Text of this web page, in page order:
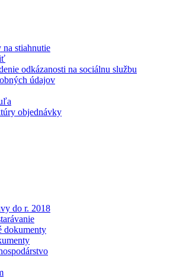
stiahnutie
odkázanosti na sociálnu službu
údajov
objednávky
do r. 2018
dokumenty